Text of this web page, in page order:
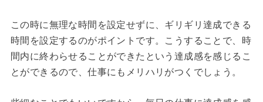
この時に無理な時間を設定せずに、ギリギリ達成できる
時間を設定するのがポイントです。こうすることで、時
間内に終わらせることができたという達成感を感じるこ
とができるので、仕事にもメリハリがつくでしょう。